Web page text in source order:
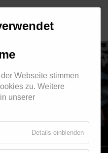
Webseite stimmen
zu. Weitere
unserer
Details einblenden